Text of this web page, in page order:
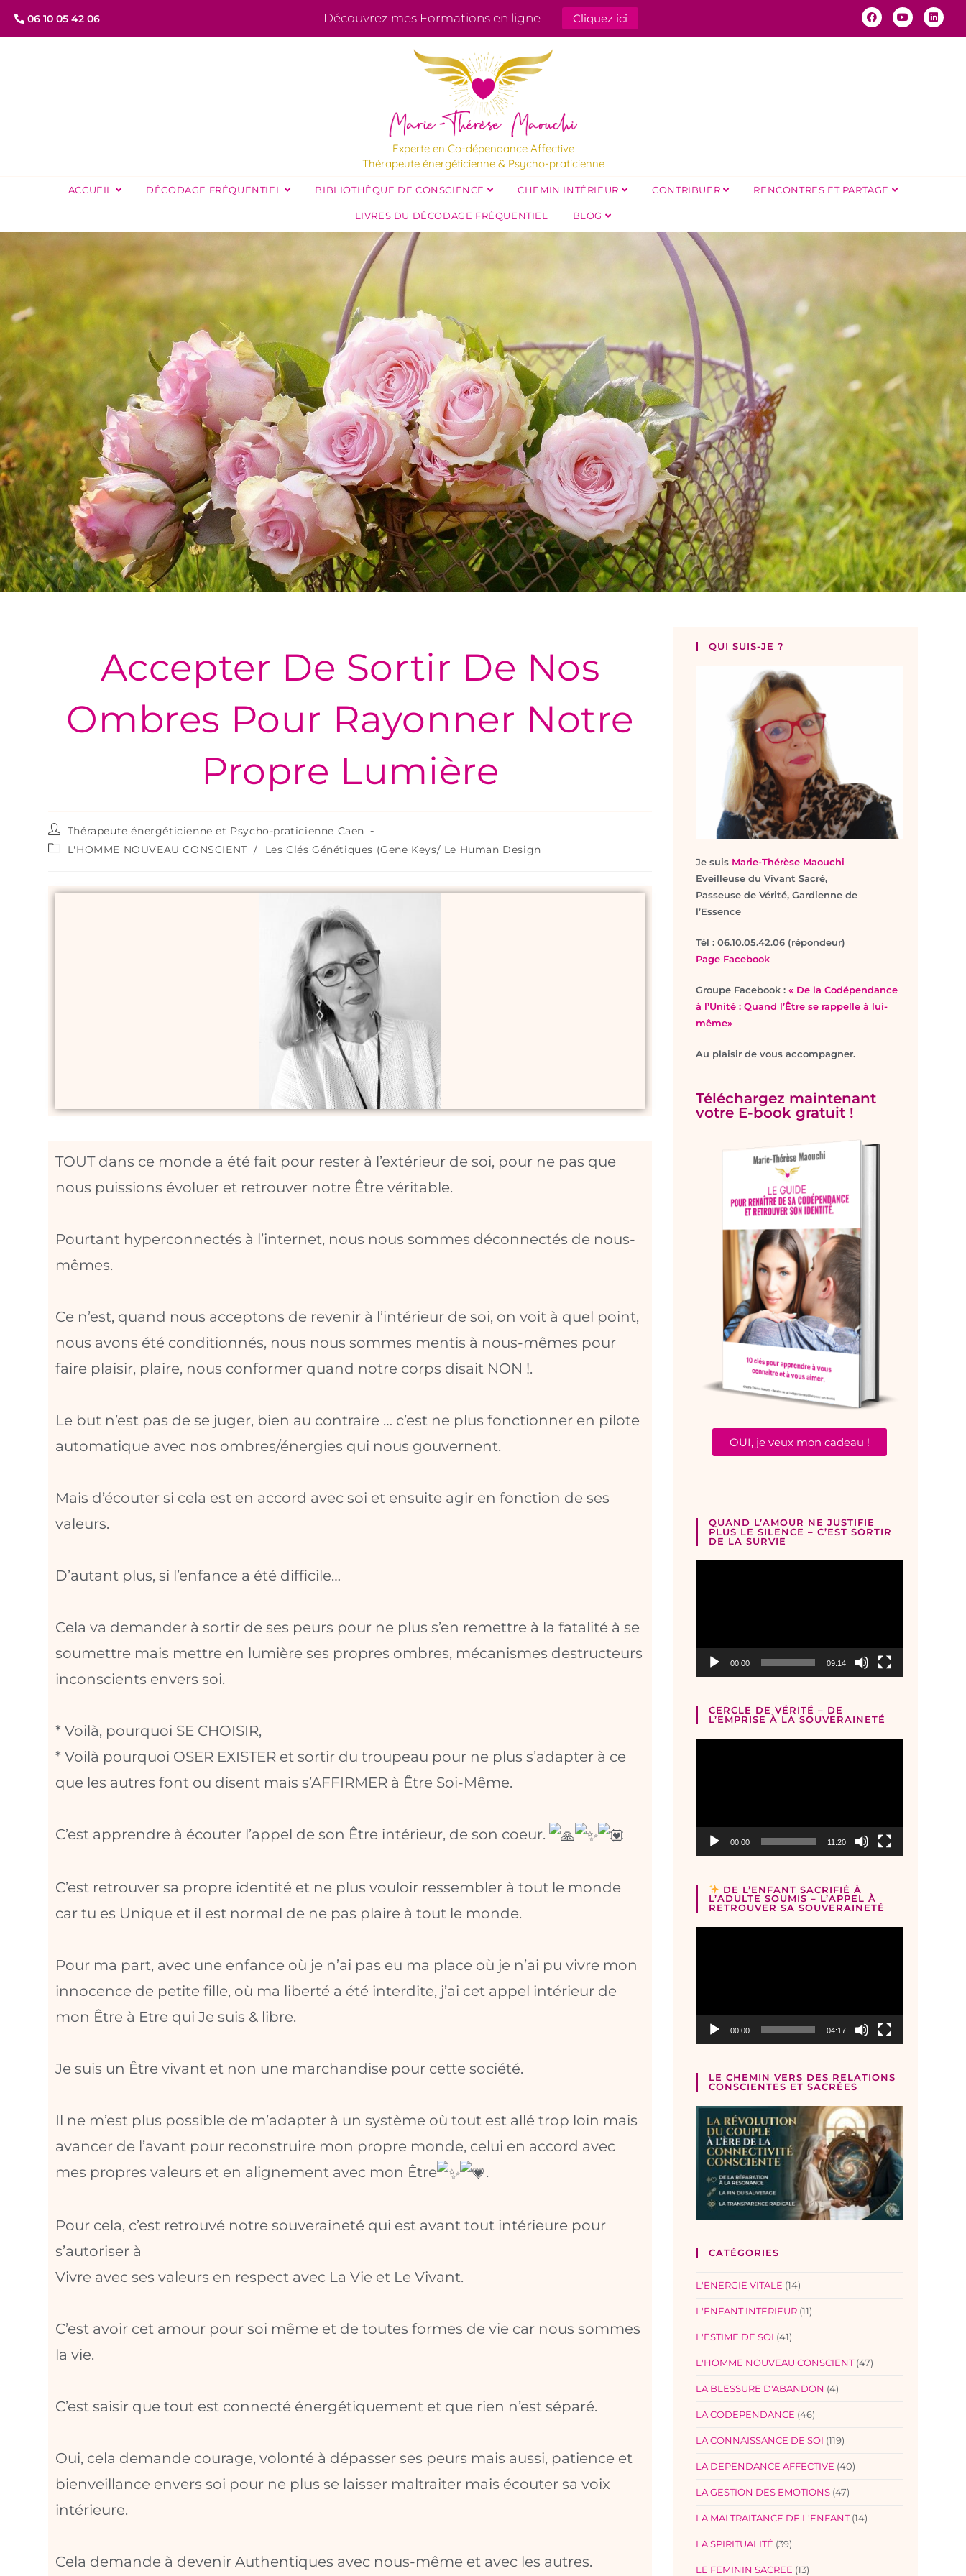
06 10 05 42 06 Découvrez mes Formations en ligne Cliquez ici
Experte en Co-dépendance Affective
Thérapeute énergéticienne & Psycho-praticienne
ACCUEIL DÉCODAGE FRÉQUENTIEL BIBLIOTHÈQUE DE CONSCIENCE CHEMIN INTÉRIEUR CONTRIBUER RENCONTRES ET PARTAGE
LIVRES DU DÉCODAGE FRÉQUENTIEL BLOG
Accepter De Sortir De Nos
Ombres Pour Rayonner Notre
Propre Lumière
Thérapeute énergéticienne et Psycho-praticienne Caen
L'HOMME NOUVEAU CONSCIENT / Les Clés Génétiques (Gene Keys/ Le Human Design
TOUT dans ce monde a été fait pour rester à l’extérieur de soi, pour ne pas que
nous puissions évoluer et retrouver notre Être véritable.
Pourtant hyperconnectés à l’internet, nous nous sommes déconnectés de nous-
mêmes.
Ce n’est, quand nous acceptons de revenir à l’intérieur de soi, on voit à quel point,
nous avons été conditionnés, nous nous sommes mentis à nous-mêmes pour
faire plaisir, plaire, nous conformer quand notre corps disait NON !.
Le but n’est pas de se juger, bien au contraire … c’est ne plus fonctionner en pilote
automatique avec nos ombres/énergies qui nous gouvernent.
Mais d’écouter si cela est en accord avec soi et ensuite agir en fonction de ses
valeurs.
D’autant plus, si l’enfance a été difficile…
Cela va demander à sortir de ses peurs pour ne plus s’en remettre à la fatalité à se
soumettre mais mettre en lumière ses propres ombres, mécanismes destructeurs
inconscients envers soi.
* Voilà, pourquoi SE CHOISIR,
* Voilà pourquoi OSER EXISTER et sortir du troupeau pour ne plus s’adapter à ce
que les autres font ou disent mais s’AFFIRMER à Être Soi-Même.
C’est apprendre à écouter l’appel de son Être intérieur, de son coeur.
C’est retrouver sa propre identité et ne plus vouloir ressembler à tout le monde
car tu es Unique et il est normal de ne pas plaire à tout le monde.
Pour ma part, avec une enfance où je n’ai pas eu ma place où je n’ai pu vivre mon
innocence de petite fille, où ma liberté a été interdite, j’ai cet appel intérieur de
mon Être à Etre qui Je suis & libre.
Je suis un Être vivant et non une marchandise pour cette société.
Il ne m’est plus possible de m’adapter à un système où tout est allé trop loin mais
avancer de l’avant pour reconstruire mon propre monde, celui en accord avec
mes propres valeurs et en alignement avec mon Être
.
Pour cela, c’est retrouvé notre souveraineté qui est avant tout intérieure pour
s’autoriser à
Vivre avec ses valeurs en respect avec La Vie et Le Vivant.
C’est avoir cet amour pour soi même et de toutes formes de vie car nous sommes
la vie.
C’est saisir que tout est connecté énergétiquement et que rien n’est séparé.
Oui, cela demande courage, volonté à dépasser ses peurs mais aussi, patience et
bienveillance envers soi pour ne plus se laisser maltraiter mais écouter sa voix
intérieure.
Cela demande à devenir Authentiques avec nous-même et avec les autres.
QUI SUIS-JE ?
Je suis Marie-Thérèse Maouchi
Eveilleuse du Vivant Sacré,
Passeuse de Vérité, Gardienne de
l’Essence
Tél : 06.10.05.42.06 (répondeur)
Page Facebook
Groupe Facebook :« De la Codépendance
à l’Unité : Quand l’Être se rappelle à lui-
même»
Au plaisir de vous accompagner.
Téléchargez maintenant
votre E-book gratuit !
OUI, je veux mon cadeau !
QUAND L’AMOUR NE JUSTIFIE
PLUS LE SILENCE – C’EST SORTIR
DE LA SURVIE
00:00 09:14
CERCLE DE VÉRITÉ – DE
L’EMPRISE À LA SOUVERAINETÉ
00:00 11:20
DE L’ENFANT SACRIFIÉ À
L’ADULTE SOUMIS – L’APPEL À
RETROUVER SA SOUVERAINETÉ
00:00 04:17
LE CHEMIN VERS DES RELATIONS
CONSCIENTES ET SACRÉES
CATÉGORIES
L'ENERGIE VITALE (14)
L'ENFANT INTERIEUR (11)
L'ESTIME DE SOI (41)
L'HOMME NOUVEAU CONSCIENT (47)
LA BLESSURE D'ABANDON (4)
LA CODEPENDANCE (46)
LA CONNAISSANCE DE SOI (119)
LA DEPENDANCE AFFECTIVE (40)
LA GESTION DES EMOTIONS (47)
LA MALTRAITANCE DE L'ENFANT (14)
LA SPIRITUALITÉ (39)
LE FEMININ SACREE (13)